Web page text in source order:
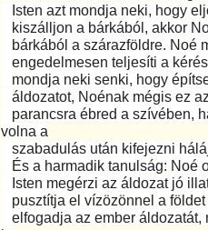
Isten azt mondja neki, hogy
kiszálljon a bárkából, akkor
bárkából a szárazföldre. Noé
engedelmesen teljesíti a
mondja neki senki, hogy
áldozatot, Noénak mégis ez
parancsra ébred a szívében,
volna a
szabadulás után kifejezni
És a harmadik tanulság: Noé
Isten megérzi az áldozat jó
pusztítja el vízözönnel a földet
elfogadja az ember áldozatát,